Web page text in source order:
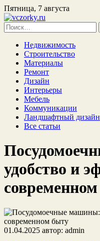
Пятница, 7 августа
Найти:
Недвижимость
Строительство
Материалы
Ремонт
Дизайн
Интерьеры
Мебель
Коммуникации
Ландшафтный дизайн
Все статьи
удобство и
01.04.2025 автор: admin